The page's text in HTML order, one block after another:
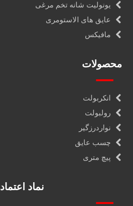
یونولیت شانه تخم مرغی
عایق های الاستومری
مافیکس
محصولات
انکربولت
رولبولت
نواردرزگیر
چسب عایق
پیچ متری
نماد اعتماد